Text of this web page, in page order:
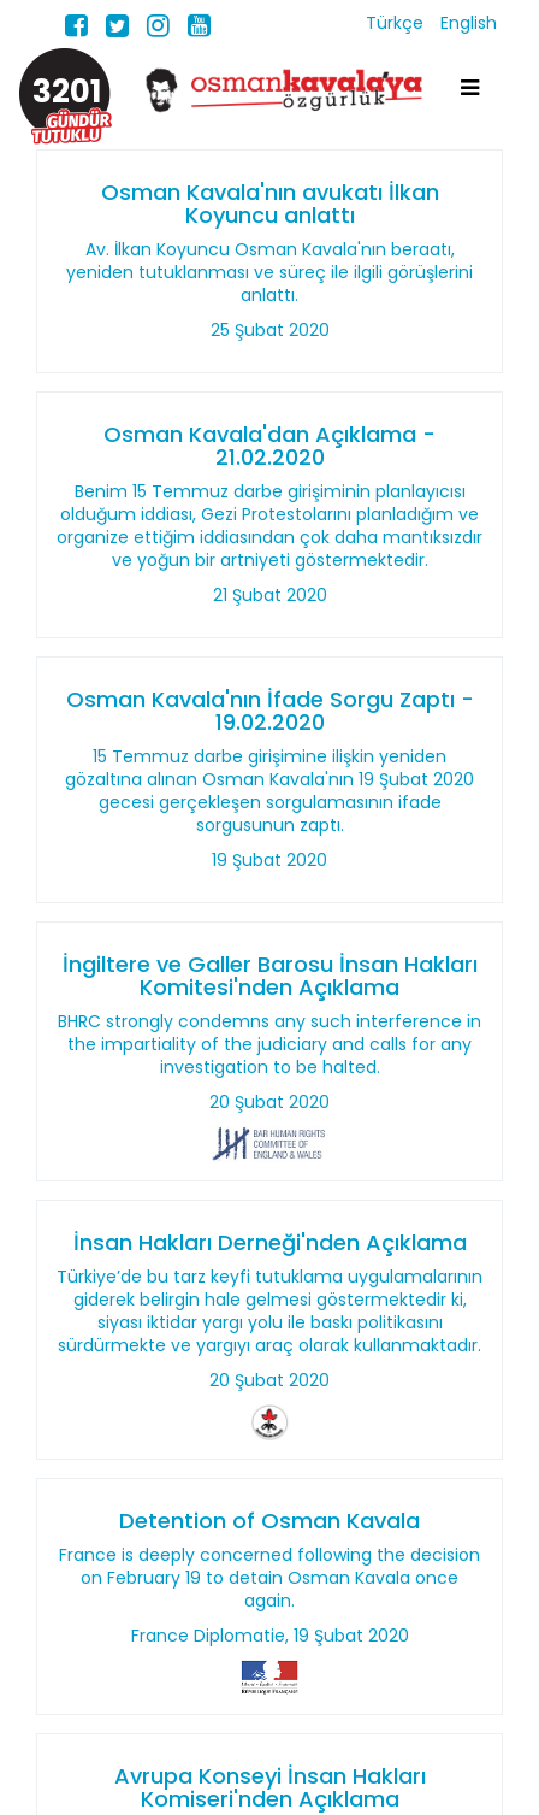
Türkçe English
3201
Osman Kavala'nın avukatı İlkan
Koyuncu anlattı
Av. İlkan Koyuncu Osman Kavala'nın beraatı,
yeniden tutuklanması ve süreç ile ilgili görüşlerini
anlattı.
25 Şubat 2020
Osman Kavala'dan Açıklama -
21.02.2020
Benim 15 Temmuz darbe girişiminin planlayıcısı
olduğum iddiası, Gezi Protestolarını planladığım ve
organize ettiğim iddiasından çok daha mantıksızdır
ve yoğun bir artniyeti göstermektedir.
21 Şubat 2020
Osman Kavala'nın İfade Sorgu Zaptı -
19.02.2020
15 Temmuz darbe girişimine ilişkin yeniden
gözaltına alınan Osman Kavala'nın 19 Şubat 2020
gecesi gerçekleşen sorgulamasının ifade
sorgusunun zaptı.
19 Şubat 2020
İngiltere ve Galler Barosu İnsan Hakları
Komitesi'nden Açıklama
BHRC strongly condemns any such interference in
the impartiality of the judiciary and calls for any
investigation to be halted.
20 Şubat 2020
İnsan Hakları Derneği'nden Açıklama
Türkiye’de bu tarz keyfi tutuklama uygulamalarının
giderek belirgin hale gelmesi göstermektedir ki,
siyası iktidar yargı yolu ile baskı politikasını
sürdürmekte ve yargıyı araç olarak kullanmaktadır.
20 Şubat 2020
Detention of Osman Kavala
France is deeply concerned following the decision
on February 19 to detain Osman Kavala once
again.
France Diplomatie, 19 Şubat 2020
Avrupa Konseyi İnsan Hakları
Komiseri'nden Açıklama